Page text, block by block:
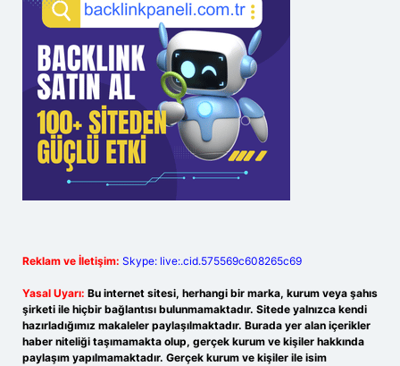
Reklam ve İletişim: Skype: live:.cid.575569c608265c69
Yasal Uyarı: Bu internet sitesi, herhangi bir marka, kurum veya şahıs
şirketi ile hiçbir bağlantısı bulunmamaktadır. Sitede yalnızca kendi
hazırladığımız makaleler paylaşılmaktadır. Burada yer alan içerikler
haber niteliği taşımamakta olup, gerçek kurum ve kişiler hakkında
paylaşım yapılmamaktadır. Gerçek kurum ve kişiler ile isim